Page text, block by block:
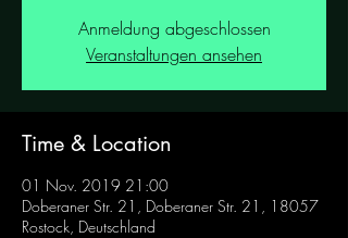
Anmeldung abgeschlossen
Veranstaltungen ansehen
Time & Location
01 Nov. 2019 21:00
Doberaner Str. 21, Doberaner Str. 21, 18057
Rostock, Deutschland